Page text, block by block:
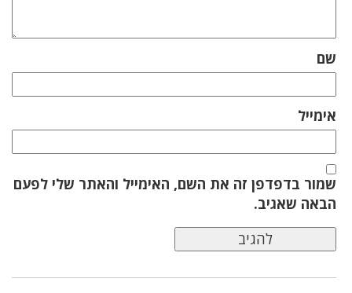
שם
אימייל
שמור בדפדפן זה את השם, האימייל והאתר שלי לפעם
הבאה שאגיב.